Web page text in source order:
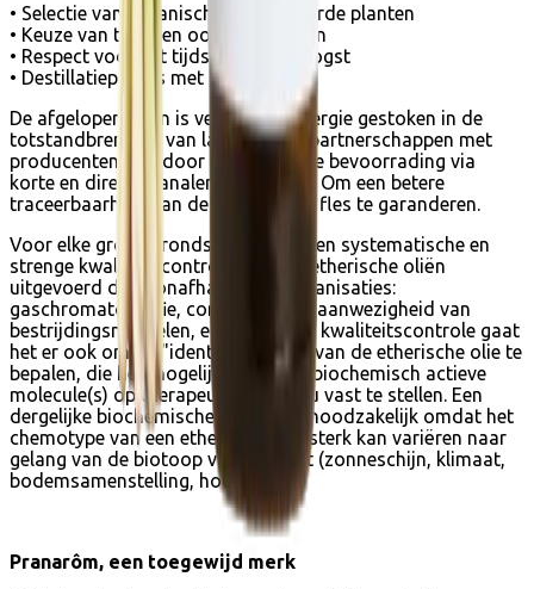
• Selectie van botanisch gecertificeerde planten
• Keuze van teelt- en oogstmethoden
• Respect voor het tijdstip van de oogst
• Destillatieproces met stoom
De afgelopen jaren is veel tijd en energie gestoken in de
totstandbrenging van langetermijnpartnerschappen met
producenten. Hierdoor konden zij de bevoorrading via
korte en directe kanalen verzekeren. Om een betere
traceerbaarheid van de plant tot de fles te garanderen.
Voor elke groep grondstoffen worden systematische en
strenge kwaliteitscontroles van de etherische oliën
uitgevoerd door onafhankelijke organisaties:
gaschromatografie, controle op de aanwezigheid van
bestrijdingsmiddelen, enz. Naast de kwaliteitscontrole gaat
het er ook om de "identiteitskaart" van de etherische olie te
bepalen, die het mogelijk maakt de biochemisch actieve
molecule(s) op therapeutisch niveau vast te stellen. Een
dergelijke biochemische analyse is noodzakelijk omdat het
chemotype van een etherische olie sterk kan variëren naar
gelang van de biotoop van de plant (zonneschijn, klimaat,
bodemsamenstelling, hoogte...).
Pranarôm, een toegewijd merk